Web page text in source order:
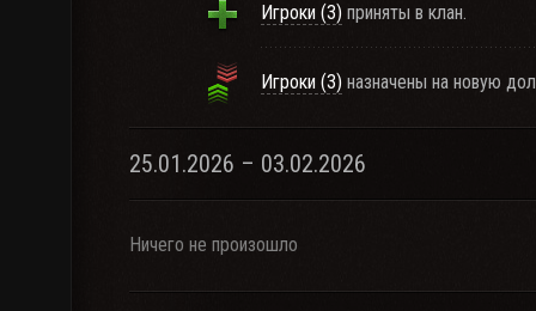
Игроки (3) приняты в клан.
Игроки (3) назначены на новую
25.01.2026 – 03.02.2026
Ничего не произошло